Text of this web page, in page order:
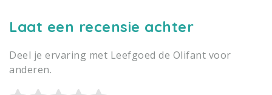
Laat een recensie achter
Deel je ervaring met Leefgoed de Olifant voor
anderen.